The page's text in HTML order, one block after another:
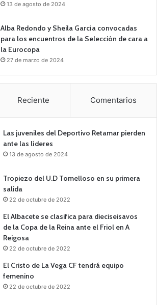
13 de agosto de 2024
Alba Redondo y Sheila García convocadas
para los encuentros de la Selección de cara a
la Eurocopa
27 de marzo de 2024
Reciente Comentarios
Las juveniles del Deportivo Retamar pierden
ante las líderes
13 de agosto de 2024
Tropiezo del U.D Tomelloso en su primera
salida
22 de octubre de 2022
El Albacete se clasifica para dieciseisavos
de la Copa de la Reina ante el Friol en A
Reigosa
22 de octubre de 2022
El Cristo de La Vega CF tendrá equipo
femenino
22 de octubre de 2022